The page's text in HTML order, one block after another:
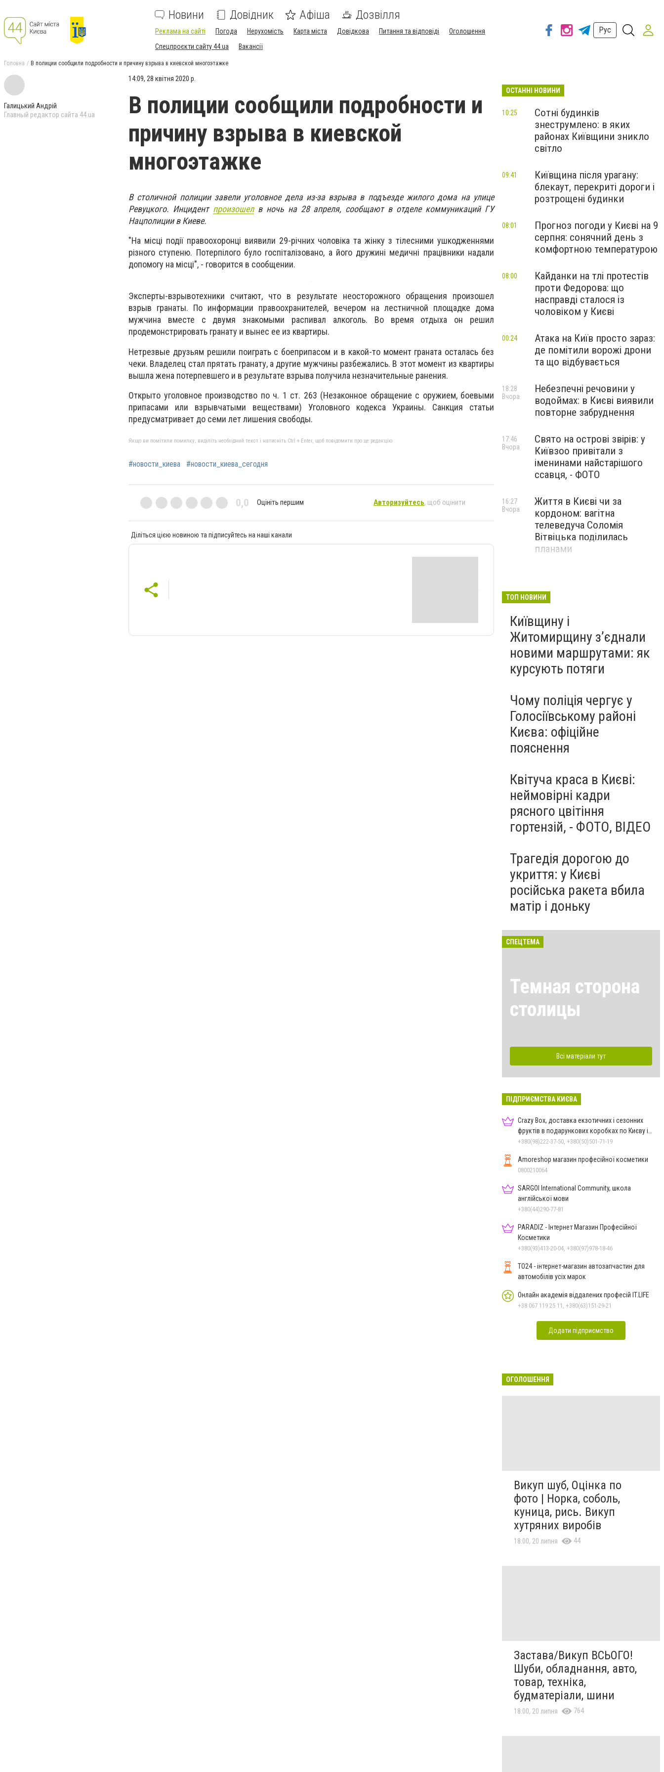
Новини Довідник Афіша Дозвілля
Реклама на сайті Погода Нерухомість Карта міста Довідкова Питання та відповіді
Оголошення
Спецпроєкти сайту 44.ua
Вакансії
Рус
Головна В полиции сообщили подробности и причину взрыва в киевской многоэтажке
Галицький Андрій
Главный редактор сайта 44.ua
14:09, 28 квітня 2020 р.
В полиции сообщили подробности и
причину взрыва в киевской
многоэтажке
В столичной полиции завели уголовное дела из-за взрыва в подъезде жилого дома на улице
Ревуцкого. Инцидент произошелв ночь на 28 апреля, сообщают в отделе коммуникаций ГУ
Нацполиции в Киеве.
"На місці події правоохоронці виявили 29-річних чоловіка та жінку з тілесними ушкодженнями
різного ступеню. Потерпілого було госпіталізовано, а його дружині медичні працівники надали
допомогу на місці", - говорится в сообщении.
Эксперты-взрывотехники считают, что в результате неосторожного обращения произошел
взрыв гранаты. По информации правоохранителей, вечером на лестничной площадке дома
мужчина вместе с двумя знакомыми распивал алкоголь. Во время отдыха он решил
продемонстрировать гранату и вынес ее из квартиры.
Нетрезвые друзьям решили поиграть с боеприпасом и в какой-то момент граната осталась без
чеки. Владелец стал прятать гранату, а другие мужчины разбежались. В этот момент из квартиры
вышла жена потерпевшего и в результате взрыва получила незначительные ранения.
Открыто уголовное производство по ч. 1 ст. 263 (Незаконное обращение с оружием, боевыми
припасами или взрывчатыми веществами) Уголовного кодекса Украины. Санкция статьи
предусматривает до семи лет лишения свободы.
Якщо ви помітили помилку, виділіть необхідний текст і натисніть Ctrl + Enter, щоб повідомити про це редакцію
#новости_киева #новости_киева_сегодня
0,0 Оцініть першим Авторизуйтесь, щоб оцінити
Діліться цією новиною та підписуйтесь на наші канали
ОСТАННІ НОВИНИ
Сотні будинків
знеструмлено: в яких
районах Київщини зникло
світло
10:25
Київщина після урагану:
блекаут, перекриті дороги і
розтрощені будинки
09:41
Прогноз погоди у Києві на 9
серпня: сонячний день з
комфортною температурою
08:01
Кайданки на тлі протестів
проти Федорова: що
насправді сталося із
чоловіком у Києві
08:00
Атака на Київ просто зараз:
де помітили ворожі дрони
та що відбувається
00:24
Небезпечні речовини у
водоймах: в Києві виявили
повторне забруднення
18:28
Вчора
Свято на острові звірів: у
Київзоо привітали з
іменинами найстарішого
ссавця, - ФОТО
17:46
Вчора
Життя в Києві чи за
кордоном: вагітна
телеведуча Соломія
Вітвіцька поділилась
планами
16:27
Вчора
ТОП НОВИНИ
Київщину і
Житомирщину з’єднали
новими маршрутами: як
курсують потяги
Чому поліція чергує у
Голосіївському районі
Києва: офіційне
пояснення
Квітуча краса в Києві:
неймовірні кадри
рясного цвітіння
гортензій, - ФОТО, ВІДЕО
Трагедія дорогою до
укриття: у Києві
російська ракета вбила
матір і доньку
СПЕЦТЕМА
Темная сторона
столицы
Всі матеріали тут
ПІДПРИЄМСТВА КИЄВА
Crazy Box, доставка екзотичних і сезонних
фруктів в подарункових коробках по Києву і
Україні
+380(98)222-37-50, +380(50)501-71-19
Amoreshop магазин професійної косметики
0800210064
SARGOI International Community, школа
англійської мови
+380(44)290-77-81
PARADIZ - Інтернет Магазин Професійної
Косметики
+380(93)413-20-04, +380(97)978-18-46
TO24 - інтернет-магазин автозапчастин для
автомобілів усіх марок
Онлайн академія віддалених професій IT.LIFE
+38 067 119 25 11, +380(63)151-29-21
Додати підприємство
ОГОЛОШЕННЯ
Викуп шуб, Оцінка по
фото | Норка, соболь,
куница, рись. Викуп
хутряних виробів
18:00, 20 липня 44
Застава/Викуп ВСЬОГО!
Шуби, обладнання, авто,
товар, техніка,
будматеріали, шини
18:00, 20 липня 764